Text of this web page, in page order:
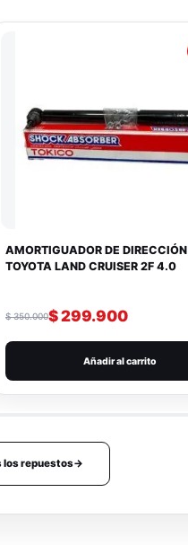
AMORTIGUADOR DE DIRECCIÓN
TOYOTA LAND CRUISER 2F 4.0
$350.000$299.900
Añadir al carrito
los repuestos→